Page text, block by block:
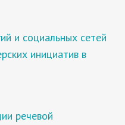
и социальных сетей
инициатив в
речевой